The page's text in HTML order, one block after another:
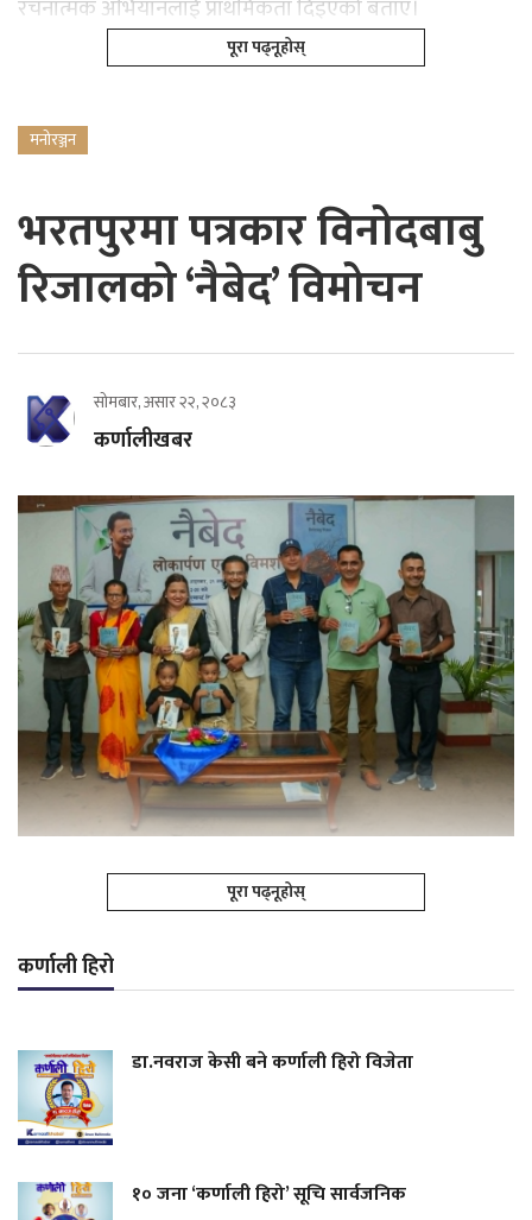
रचनात्मक अभियानलाई प्राथमिकता दिइएको बताए।
पूरा पढ्नूहोस्
मनोरञ्जन
भरतपुरमा पत्रकार विनोदबाबु
रिजालको ‘नैबेद’ विमोचन
सोमबार, असार २२, २०८३
कर्णालीखबर
पूरा पढ्नूहोस्
कर्णाली हिरो
डा.नवराज केसी बने कर्णाली हिरो विजेता
१० जना ‘कर्णाली हिरो’ सूचि सार्वजनिक